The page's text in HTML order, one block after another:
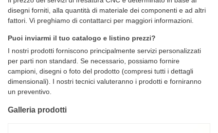
disegni forniti, alla quantità di materiale dei componenti e ad altri
fattori. Vi preghiamo di contattarci per maggiori informazioni.
Puoi inviarmi il tuo catalogo e listino prezzi?
I nostri prodotti forniscono principalmente servizi personalizzati
per parti non standard. Se necessario, possiamo fornire
campioni, disegni o foto del prodotto (compresi tutti i dettagli
dimensionali). I nostri tecnici valuteranno i prodotti e forniranno
un preventivo.
Galleria prodotti